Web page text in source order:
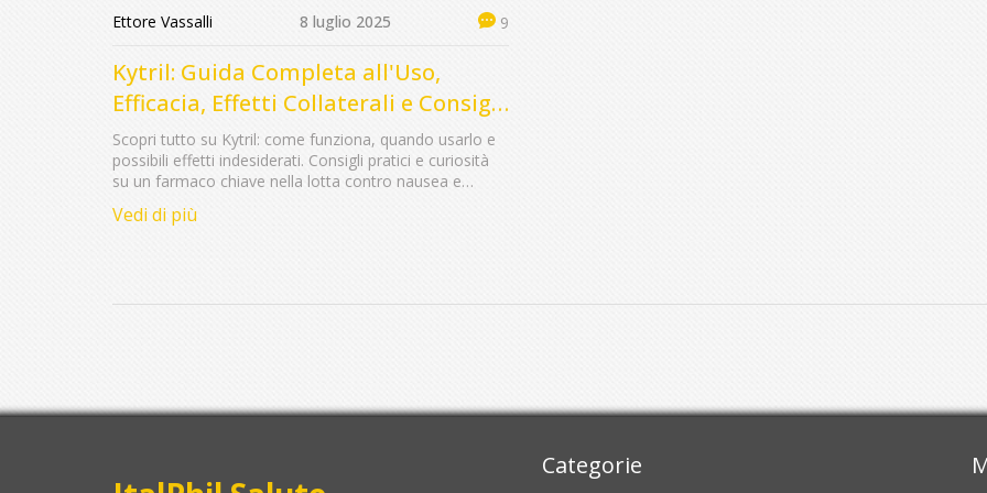
Ettore Vassalli 8 luglio 2025 9
Kytril: Guida Completa all'Uso,
Efficacia, Effetti Collaterali e Consigli
Pratici
Scopri tutto su Kytril: come funziona, quando usarlo e
possibili effetti indesiderati. Consigli pratici e curiosità
su un farmaco chiave nella lotta contro nausea e
Vedi di più
Categorie